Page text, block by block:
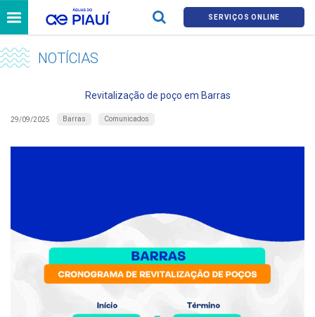
SERVIÇOS ONLINE
NOTÍCIAS
Revitalização de poço em Barras
29/09/2025 Barras Comunicados